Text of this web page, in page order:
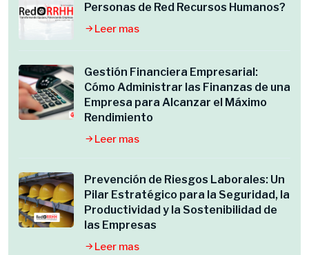
Personas de Red Recursos Humanos?
Leer mas
Gestión Financiera Empresarial:
Cómo Administrar las Finanzas de una
Empresa para Alcanzar el Máximo
Rendimiento
Leer mas
Prevención de Riesgos Laborales: Un
Pilar Estratégico para la Seguridad, la
Productividad y la Sostenibilidad de
las Empresas
Leer mas